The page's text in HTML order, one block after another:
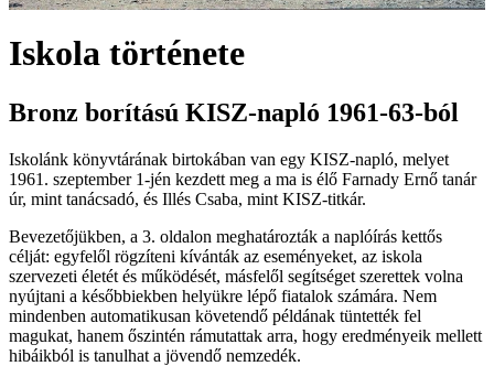
Iskola története
Bronz borítású KISZ-napló 1961-63-ból
Iskolánk könyvtárának birtokában van egy KISZ-napló, melyet
1961. szeptember 1-jén kezdett meg a ma is élő Farnady Ernő tanár
úr, mint tanácsadó, és Illés Csaba, mint KISZ-titkár.
Bevezetőjükben, a 3. oldalon meghatározták a naplóírás kettős
célját: egyfelől rögzíteni kívánták az eseményeket, az iskola
szervezeti életét és működését, másfelől segítséget szerettek volna
nyújtani a későbbiekben helyükre lépő fiatalok számára. Nem
mindenben automatikusan követendő példának tüntették fel
magukat, hanem őszintén rámutattak arra, hogy eredményeik mellett
hibáikból is tanulhat a jövendő nemzedék.